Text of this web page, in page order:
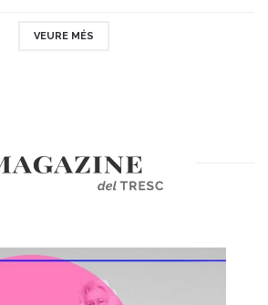
VEURE MÉS